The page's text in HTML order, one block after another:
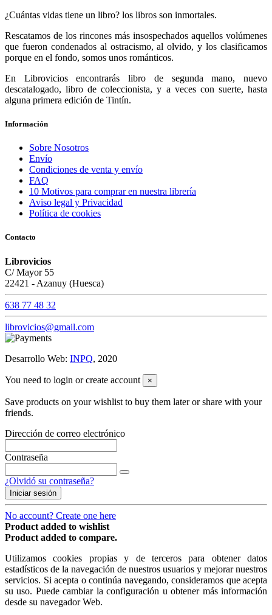
¿Cuántas vidas tiene un libro? los libros son inmortales.
Rescatamos de los rincones más insospechados aquellos volúmenes
que fueron condenados al ostracismo, al olvido, y los clasificamos
porque en el fondo, somos unos románticos.
En Librovicios encontrarás libro de segunda mano, nuevo
descatalogado, libro de coleccionista, y a veces con suerte, hasta
alguna primera edición de Tintín.
Información
Sobre Nosotros
Envío
Condiciones de venta y envío
FAQ
10 Motivos para comprar en nuestra librería
Aviso legal y Privacidad
Política de cookies
Contacto
Librovicios
C/ Mayor 55
22421 - Azanuy (Huesca)
638 77 48 32
librovicios@gmail.com
Desarrollo Web: INPQ, 2020
You need to login or create account ×
Save products on your wishlist to buy them later or share with your
friends.
Dirección de correo electrónico
Contraseña
¿Olvidó su contraseña?
Iniciar sesión
No account? Create one here
Product added to wishlist
Product added to compare.
Utilizamos cookies propias y de terceros para obtener datos
estadísticos de la navegación de nuestros usuarios y mejorar nuestros
servicios. Si acepta o continúa navegando, consideramos que acepta
su uso. Puede cambiar la configuración u obtener más información
desde su navegador Web.